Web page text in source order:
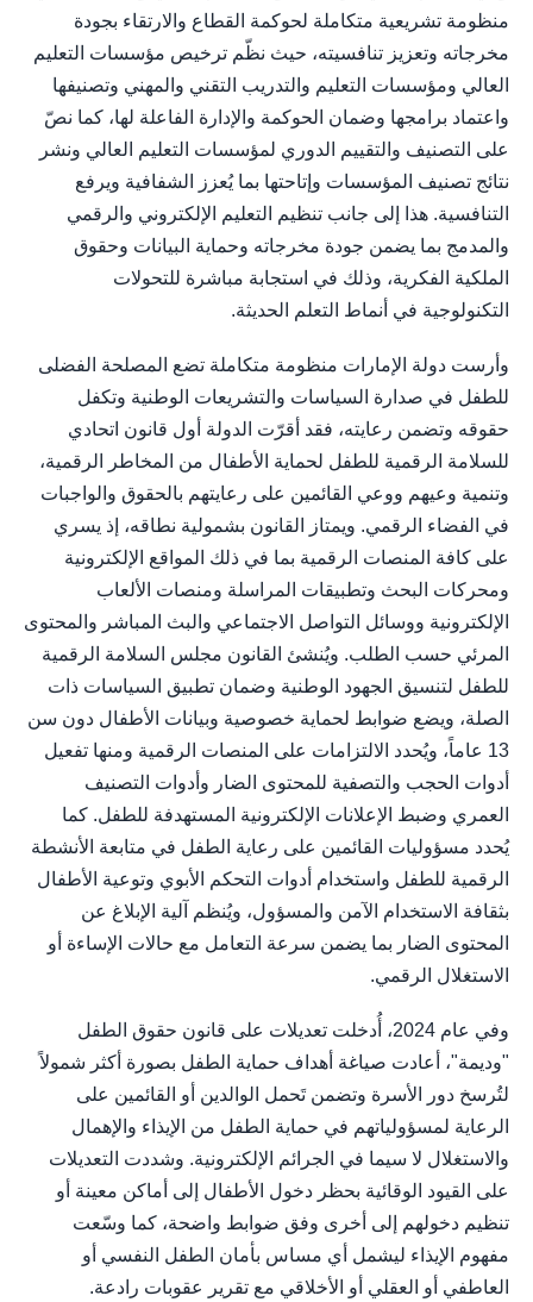
منظومة تشريعية متكاملة لحوكمة القطاع والارتقاء بجودة
مخرجاته وتعزيز تنافسيته، حيث نظّم ترخيص مؤسسات التعليم
العالي ومؤسسات التعليم والتدريب التقني والمهني وتصنيفها
واعتماد برامجها وضمان الحوكمة والإدارة الفاعلة لها، كما نصّ
على التصنيف والتقييم الدوري لمؤسسات التعليم العالي ونشر
نتائج تصنيف المؤسسات وإتاحتها بما يُعزز الشفافية ويرفع
التنافسية. هذا إلى جانب تنظيم التعليم الإلكتروني والرقمي
والمدمج بما يضمن جودة مخرجاته وحماية البيانات وحقوق
الملكية الفكرية، وذلك في استجابة مباشرة للتحولات
التكنولوجية في أنماط التعلم الحديثة.
وأرست دولة الإمارات منظومة متكاملة تضع المصلحة الفضلى
للطفل في صدارة السياسات والتشريعات الوطنية وتكفل
حقوقه وتضمن رعايته، فقد أقرّت الدولة أول قانون اتحادي
للسلامة الرقمية للطفل لحماية الأطفال من المخاطر الرقمية،
وتنمية وعيهم ووعي القائمين على رعايتهم بالحقوق والواجبات
في الفضاء الرقمي. ويمتاز القانون بشمولية نطاقه، إذ يسري
على كافة المنصات الرقمية بما في ذلك المواقع الإلكترونية
ومحركات البحث وتطبيقات المراسلة ومنصات الألعاب
الإلكترونية ووسائل التواصل الاجتماعي والبث المباشر والمحتوى
المرئي حسب الطلب. ويُنشئ القانون مجلس السلامة الرقمية
للطفل لتنسيق الجهود الوطنية وضمان تطبيق السياسات ذات
الصلة، ويضع ضوابط لحماية خصوصية وبيانات الأطفال دون سن
13 عاماً، ويُحدد الالتزامات على المنصات الرقمية ومنها تفعيل
أدوات الحجب والتصفية للمحتوى الضار وأدوات التصنيف
العمري وضبط الإعلانات الإلكترونية المستهدفة للطفل. كما
يُحدد مسؤوليات القائمين على رعاية الطفل في متابعة الأنشطة
الرقمية للطفل واستخدام أدوات التحكم الأبوي وتوعية الأطفال
بثقافة الاستخدام الآمن والمسؤول، ويُنظم آلية الإبلاغ عن
المحتوى الضار بما يضمن سرعة التعامل مع حالات الإساءة أو
الاستغلال الرقمي.
وفي عام 2024، أُدخلت تعديلات على قانون حقوق الطفل
"وديمة"، أعادت صياغة أهداف حماية الطفل بصورة أكثر شمولاً
لتُرسخ دور الأسرة وتضمن تَحمل الوالدين أو القائمين على
الرعاية لمسؤولياتهم في حماية الطفل من الإيذاء والإهمال
والاستغلال لا سيما في الجرائم الإلكترونية. وشددت التعديلات
على القيود الوقائية بحظر دخول الأطفال إلى أماكن معينة أو
تنظيم دخولهم إلى أخرى وفق ضوابط واضحة، كما وسّعت
مفهوم الإيذاء ليشمل أي مساس بأمان الطفل النفسي أو
العاطفي أو العقلي أو الأخلاقي مع تقرير عقوبات رادعة.